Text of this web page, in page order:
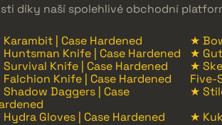
díky naší spolehlivé obchodní
| Case Hardened
★
Knife | Case Hardened
★
Knife | Case Hardened
★
Knife | Case Hardened
Five-
Daggers | Case
★
Gloves | Case Hardened ★